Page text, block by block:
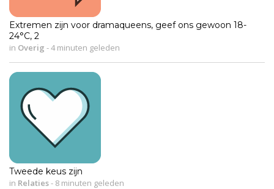
Extremen zijn voor dramaqueens, geef ons gewoon 18-
24°C, 2
in Overig -4 minuten geleden
Tweede keus zijn
in Relaties- 8 minuten geleden